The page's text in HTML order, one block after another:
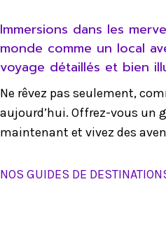
Immersions dans les
monde comme un local
voyage détaillés et bien
Ne rêvez pas seulement,
aujourd’hui. Offrez-vous un
maintenant et vivez des
NOS GUIDES DE